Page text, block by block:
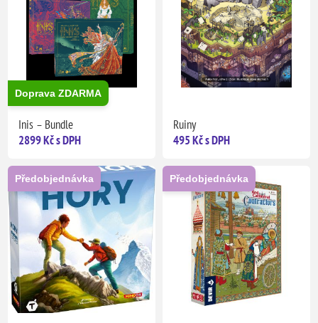
Doprava ZDARMA
Inis – Bundle
2899 Kč s DPH
Ruiny
495 Kč s DPH
Předobjednávka Předobjednávka